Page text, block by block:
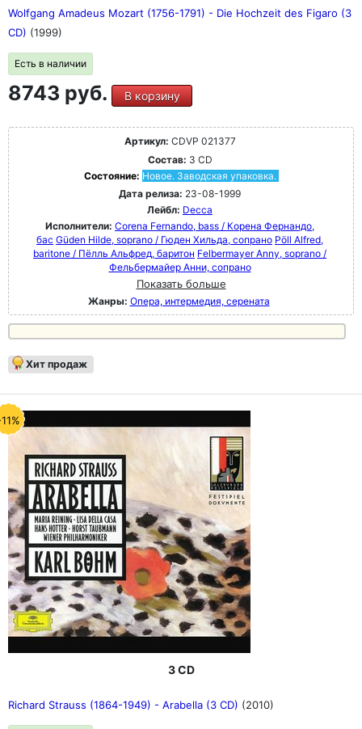
Wolfgang Amadeus Mozart (1756-1791) - Die Hochzeit des Figaro (3
CD) (1999)
Есть в наличии
8743 руб. В корзину
Артикул: CDVP 021377
Состав: 3 CD
Состояние: Новое. Заводская упаковка.
Дата релиза: 23-08-1999
Лейбл: Decca
Исполнители: Corena Fernando, bass / Корена Фернандо,
бас Güden Hilde, soprano / Гюден Хильда, сопрано Pöll Alfred,
baritone / Пёлль Альфред, баритон Felbermayer Anny, soprano /
Фельбермайер Анни, сопрано
Показать больше
Жанры: Опера, интермедия, серената
Хит продаж
3 CD
Richard Strauss (1864-1949) - Arabella (3 CD) (2010)